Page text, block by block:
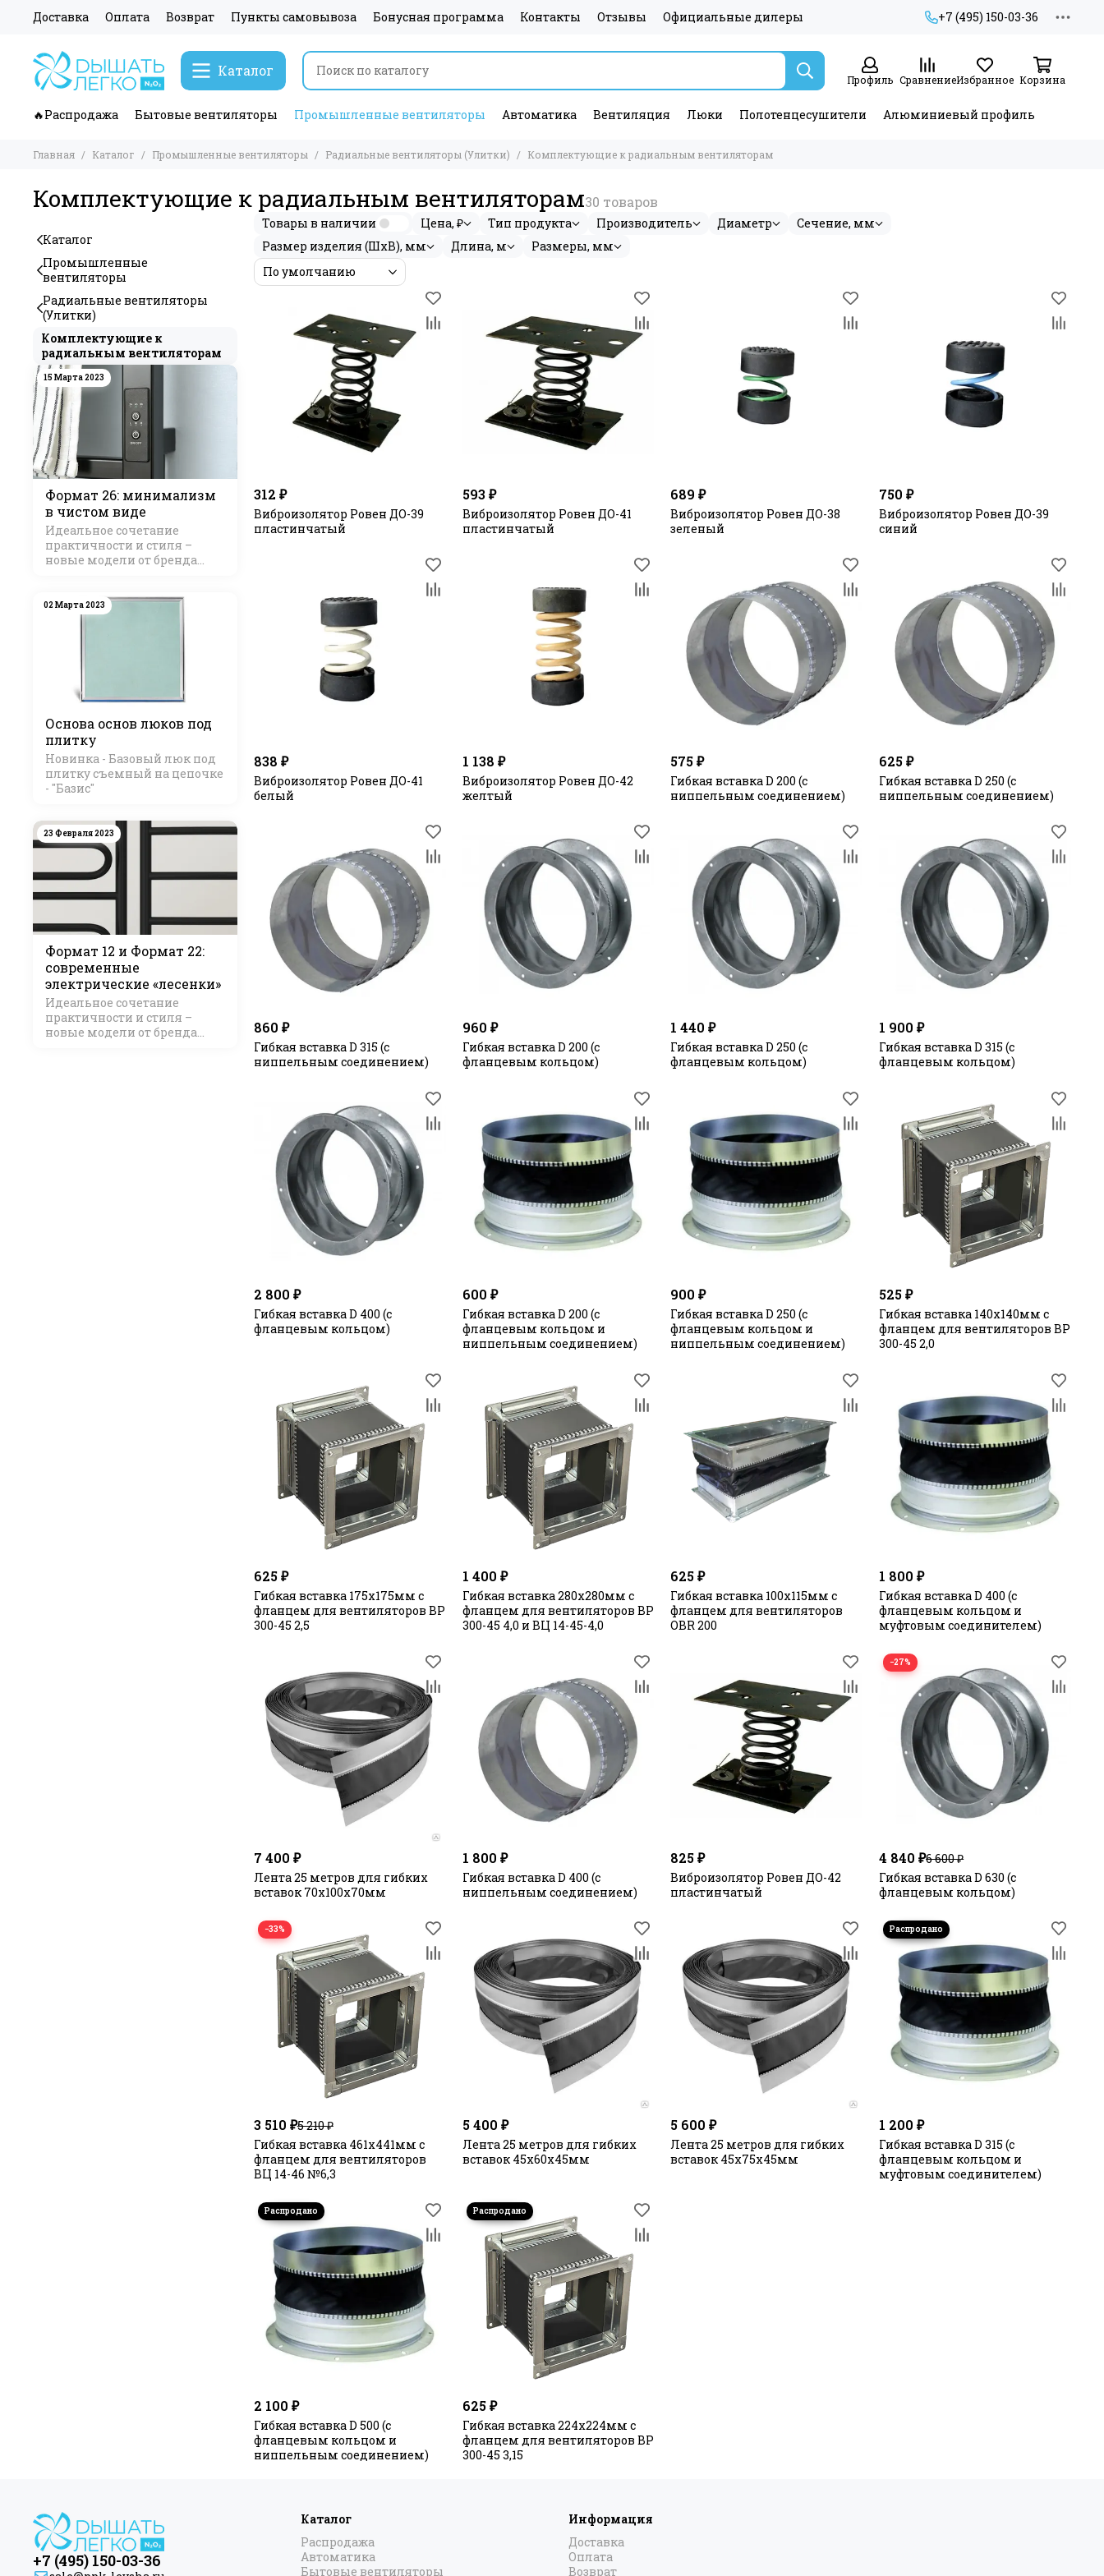
Доставка Оплата Возврат Пункты самовывоза Бонусная программа Контакты Отзывы Официальные дилеры +7 (495) 150-03-36
Каталог
Профиль СравнениеИзбранное Корзина
🔥Распродажа Бытовые вентиляторы Промышленные вентиляторы Автоматика Вентиляция Люки Полотенцесушители Алюминиевый профиль
Главная Каталог Промышленные вентиляторы Радиальные вентиляторы (Улитки) Комплектующие к радиальным вентиляторам
Комплектующие к радиальным вентиляторам
Товары в наличии Цена, ₽ Тип продукта Производитель Диаметр
Сечение, мм
Размер изделия (ШхВ), мм
Длина, м Размеры, мм
312 ₽
Виброизолятор Ровен ДО-39
пластинчатый
593 ₽
Виброизолятор Ровен ДО-41
пластинчатый
689 ₽
Виброизолятор Ровен ДО-38
зеленый
750 ₽
Виброизолятор Ровен ДО-39
синий
838 ₽
Виброизолятор Ровен ДО-41
белый
1 138 ₽
Виброизолятор Ровен ДО-42
желтый
575 ₽
Гибкая вставка D 200 (с
ниппельным соединением)
625 ₽
Гибкая вставка D 250 (с
ниппельным соединением)
860 ₽
Гибкая вставка D 315 (с
ниппельным соединением)
960 ₽
Гибкая вставка D 200 (с
фланцевым кольцом)
1 440 ₽
Гибкая вставка D 250 (с
фланцевым кольцом)
1 900 ₽
Гибкая вставка D 315 (с
фланцевым кольцом)
2 800 ₽
Гибкая вставка D 400 (с
фланцевым кольцом)
600 ₽
Гибкая вставка D 200 (с
фланцевым кольцом и
ниппельным соединением)
900 ₽
Гибкая вставка D 250 (с
фланцевым кольцом и
ниппельным соединением)
525 ₽
Гибкая вставка 140х140мм с
фланцем для вентиляторов ВР
300-45 2,0
625 ₽
Гибкая вставка 175х175мм с
фланцем для вентиляторов ВР
300-45 2,5
1 400 ₽
Гибкая вставка 280х280мм с
фланцем для вентиляторов ВР
300-45 4,0 и ВЦ 14-45-4,0
625 ₽
Гибкая вставка 100х115мм с
фланцем для вентиляторов
OBR 200
1 800 ₽
Гибкая вставка D 400 (с
фланцевым кольцом и
муфтовым соединителем)
7 400 ₽
Лента 25 метров для гибких
вставок 70х100х70мм
1 800 ₽
Гибкая вставка D 400 (с
ниппельным соединением)
825 ₽
Виброизолятор Ровен ДО-42
пластинчатый
−27%
4 840 ₽6 600 ₽
Гибкая вставка D 630 (с
фланцевым кольцом)
−33%
3 510 ₽5 210 ₽
Гибкая вставка 461х441мм с
фланцем для вентиляторов
ВЦ 14-46 №6,3
5 400 ₽
Лента 25 метров для гибких
вставок 45х60х45мм
5 600 ₽
Лента 25 метров для гибких
вставок 45х75х45мм
1 200 ₽
Гибкая вставка D 315 (с
фланцевым кольцом и
муфтовым соединителем)
2 100 ₽
Гибкая вставка D 500 (с
фланцевым кольцом и
ниппельным соединением)
625 ₽
Гибкая вставка 224х224мм с
фланцем для вентиляторов ВР
300-45 3,15
Каталог
Промышленные
вентиляторы
Радиальные вентиляторы
(Улитки)
Комплектующие к
радиальным вентиляторам
15 Марта 2023
Формат 26: минимализм
в чистом виде
Идеальное сочетание
практичности и стиля –
новые модели от бренда
02 Марта 2023
Основа основ люков под
плитку
Новинка - Базовый люк под
плитку съемный на цепочке
- "Базис"
23 Февраля 2023
Формат 12 и Формат 22:
современные
электрические «лесенки»
Идеальное сочетание
практичности и стиля –
новые модели от бренда
+7 (495) 150-03-36
Каталог
Распродажа
Автоматика
Бытовые вентиляторы
Информация
Доставка
Оплата
Возврат